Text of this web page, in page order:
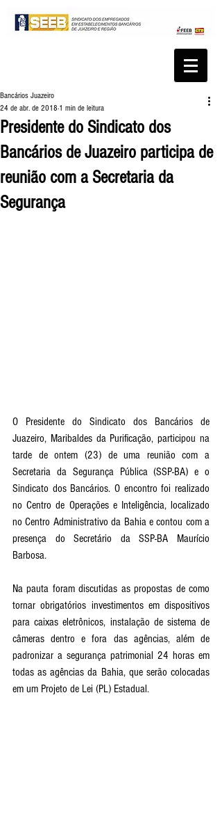
Presidente do Sindicato dos
Bancários de Juazeiro participa de
reunião com a Secretaria da
Segurança
Bancários Juazeiro
24 de abr. de 2018 1 min de leitura
O Presidente do Sindicato dos Bancários de
Juazeiro, Maribaldes da Purificação, participou na
tarde de ontem (23) de uma reunião com a
Secretaria da Segurança Pública (SSP-BA) e o
Sindicato dos Bancários. O encontro foi realizado
no Centro de Operações e Inteligência, localizado
no Centro Administrativo da Bahia e contou com a
presença do Secretário da SSP-BA Maurício
Barbosa.
Na pauta foram discutidas as propostas de como
tornar obrigatórios investimentos em dispositivos
para caixas eletrônicos, instalação de sistema de
câmeras dentro e fora das agências, além de
padronizar a segurança patrimonial 24 horas em
todas as agências da Bahia, que serão colocadas
em um Projeto de Lei (PL) Estadual.